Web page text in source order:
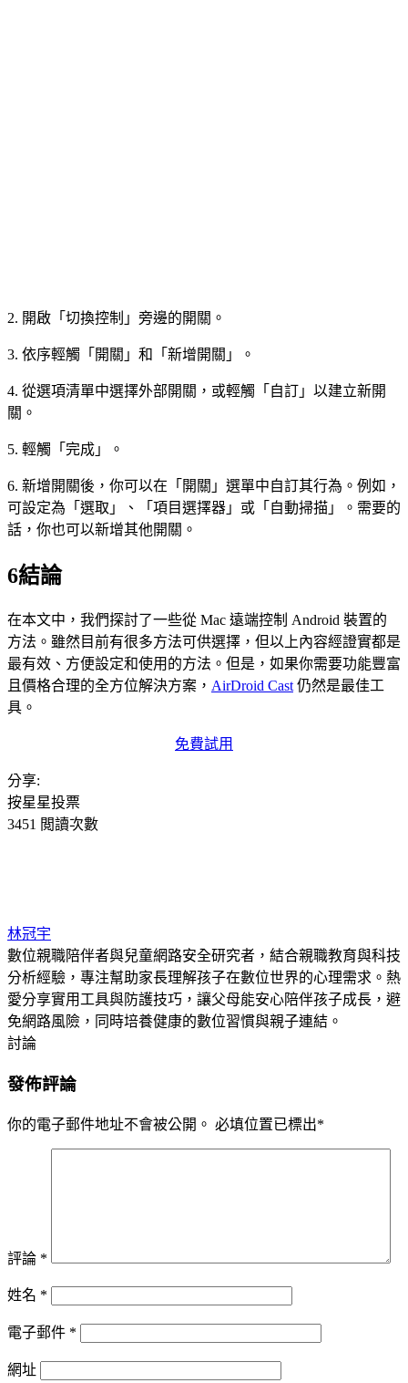
2. 開啟「切換控制」旁邊的開關。
3. 依序輕觸「開關」和「新增開關」。
4. 從選項清單中選擇外部開關，或輕觸「自訂」以建立新開
關。
5. 輕觸「完成」。
6. 新增開關後，你可以在「開關」選單中自訂其行為。例如，
可設定為「選取」、「項目選擇器」或「自動掃描」。需要的
話，你也可以新增其他開關。
6結論
在本文中，我們探討了一些從 Mac 遠端控制 Android 裝置的
方法。雖然目前有很多方法可供選擇，但以上內容經證實都是
最有效、方便設定和使用的方法。但是，如果你需要功能豐富
且價格合理的全方位解決方案， AirDroid Cast 仍然是最佳工
具。
免費試用
分享:
按星星投票
3451 閲讀次數
林冠宇
數位親職陪伴者與兒童網路安全研究者，結合親職教育與科技
分析經驗，專注幫助家長理解孩子在數位世界的心理需求。熱
愛分享實用工具與防護技巧，讓父母能安心陪伴孩子成長，避
免網路風險，同時培養健康的數位習慣與親子連結。
討論
發佈評論
你的電子郵件地址不會被公開。 必填位置已標出*
評論 *
姓名 *
電子郵件 *
網址